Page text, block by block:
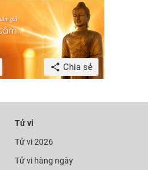
Chia sẻ
Tử vi
Tử vi 2026
Tử vi hàng ngày